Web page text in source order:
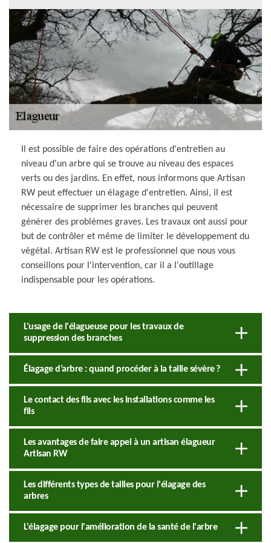
Il est possible de faire des opérations d'entretien au
niveau d'un arbre qui se trouve au niveau des espaces
verts ou des jardins. En effet, nous informons que Artisan
RW peut effectuer un élagage d'entretien. Ainsi, il est
nécessaire de supprimer les branches qui peuvent
générer des problèmes graves. Les travaux ont aussi pour
but de contrôler et même de limiter le développement du
végétal. Artisan RW est le professionnel que nous vous
conseillons pour l'intervention, car il a l'outillage
indispensable pour les opérations.
L'usage de l'élagueuse pour les travaux de
suppression des branches
Élagage d’arbre : quand procéder à la taille sévère ?
Le contact des fils avec les installations comme les
fils
Les avantages de faire appel à un artisan élagueur
Artisan RW
Les différents types de tailles pour l'élagage des
arbres
L'élagage pour l'amélioration de la santé de l'arbre